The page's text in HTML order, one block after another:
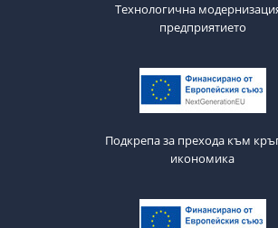
Технологична
предприятието
Подкрепа за прехода към
икономика